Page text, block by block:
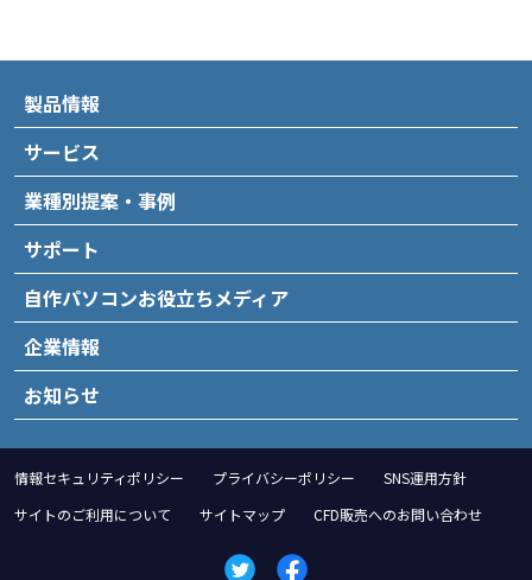
製品情報
サービス
業種別提案・事例
サポート
自作パソコンお役立ちメディア
企業情報
お知らせ
情報セキュリティポリシー プライバシーポリシー
SNS運用方針
サイトのご利用について
サイトマップ CFD販売へのお問い合わせ